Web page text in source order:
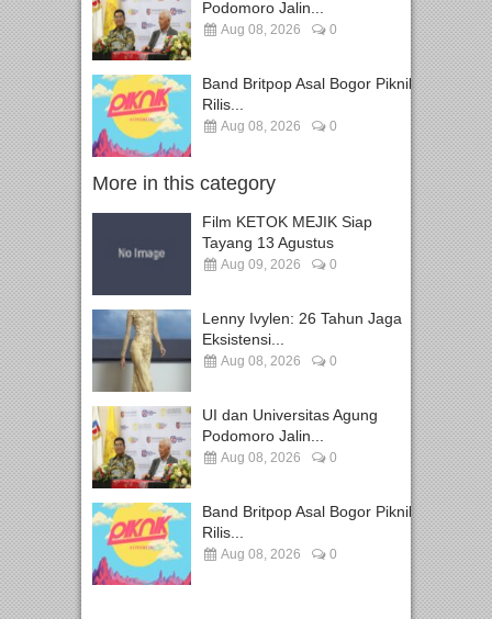
Podomoro Jalin...
Aug 08, 2026 0
Band Britpop Asal Bogor Piknik
Rilis...
Aug 08, 2026 0
More in this category
Film KETOK MEJIK Siap
Tayang 13 Agustus
Aug 09, 2026 0
Lenny Ivylen: 26 Tahun Jaga
Eksistensi...
Aug 08, 2026 0
UI dan Universitas Agung
Podomoro Jalin...
Aug 08, 2026 0
Band Britpop Asal Bogor Piknik
Rilis...
Aug 08, 2026 0